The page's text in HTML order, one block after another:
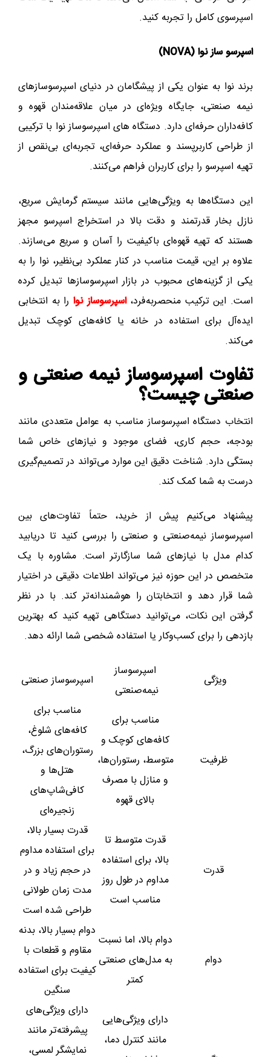
اسپرسوی کامل را تجربه کنید.
اسپرسو ساز نوا (NOVA)
برند نوا به عنوان یکی از پیشگامان در دنیای اسپرسوسازهای
نیمه‌ صنعتی، جایگاه ویژه‌ای در میان علاقه‌مندان قهوه و
کافه‌داران حرفه‌ای دارد. دستگاه‌ های اسپرسوساز نوا با ترکیبی
از طراحی کاربرپسند و عملکرد حرفه‌ای، تجربه‌ای بی‌نقص از
تهیه اسپرسو را برای کاربران فراهم می‌کنند.
این دستگاه‌ها به ویژگی‌هایی مانند سیستم گرمایش سریع،
نازل بخار قدرتمند و دقت بالا در استخراج اسپرسو مجهز
هستند که تهیه قهوه‌ای باکیفیت را آسان و سریع می‌سازند.
علاوه بر این، قیمت مناسب در کنار عملکرد بی‌نظیر، نوا را به
یکی از گزینه‌های محبوب در بازار اسپرسوسازها تبدیل کرده
است. این ترکیب منحصربه‌فرد،اسپرسوساز نوا را به انتخابی
ایده‌آل برای استفاده در خانه یا کافه‌های کوچک تبدیل
می‌کند.
تفاوت اسپرسوساز نیمه‌ صنعتی و
صنعتی چیست؟
انتخاب دستگاه اسپرسوساز مناسب به عوامل متعددی مانند
بودجه، حجم کاری، فضای موجود و نیازهای خاص شما
بستگی دارد. شناخت دقیق این موارد می‌تواند در تصمیم‌گیری
درست به شما کمک کند.
پیشنهاد می‌کنیم پیش از خرید، حتماً تفاوت‌های بین
اسپرسوساز نیمه‌صنعتی و صنعتی را بررسی کنید تا دریابید
کدام مدل با نیازهای شما سازگارتر است. مشاوره با یک
متخصص در این حوزه نیز می‌تواند اطلاعات دقیقی در اختیار
شما قرار دهد و انتخابتان را هوشمندانه‌تر کند. با در نظر
گرفتن این نکات، می‌توانید دستگاهی تهیه کنید که بهترین
بازدهی را برای کسب‌وکار یا استفاده شخصی شما ارائه دهد.
ویژگی
اسپرسوساز
نیمه‌صنعتی
اسپرسوساز صنعتی
ظرفیت
مناسب برای
کافه‌های کوچک و
متوسط، رستوران‌ها،
و منازل با مصرف
بالای قهوه
مناسب برای
کافه‌های شلوغ،
رستوران‌های بزرگ،
هتل‌ها و
کافی‌شاپ‌های
زنجیره‌ای
قدرت
قدرت متوسط تا
بالا، برای استفاده
مداوم در طول روز
مناسب است
قدرت بسیار بالا،
برای استفاده مداوم
در حجم زیاد و در
مدت زمان طولانی
طراحی شده است
دوام
دوام بالا، اما نسبت
به مدل‌های صنعتی
کمتر
دوام بسیار بالا، بدنه
مقاوم و قطعات با
کیفیت برای استفاده
سنگین
دارای ویژگی‌هایی
مانند کنترل دما،
دارای ویژگی‌های
پیشرفته‌تر مانند
نمایشگر لمسی،